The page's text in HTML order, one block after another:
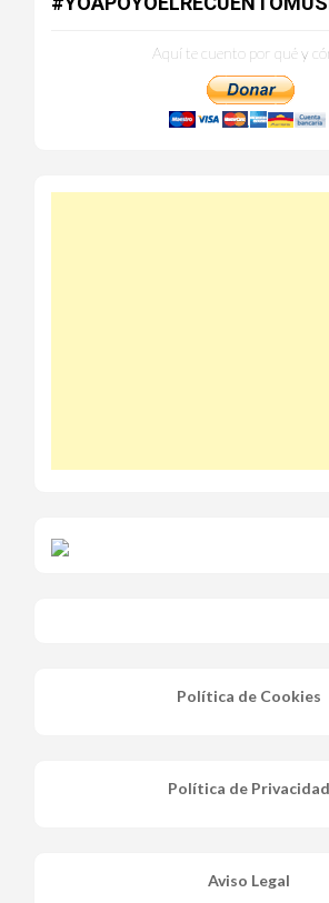
Aquí te cuento por qué y
Política de Cookies
Política de Privacidad
Aviso Legal